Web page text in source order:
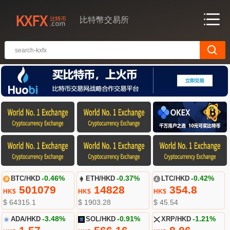
比特幣交易所
BTC/HKD -0.46%
HK$501079
$ 64315.1
ETH/HKD -0.37%
HK$ 14828
$ 1903.28
LTC/HKD -0.42%
HK$354.8
$ 45.54
ADA/HKD -3.48% SOL/HKD -0.91% XRP/HKD -1.21%